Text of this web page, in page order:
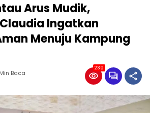
Arus Mudik,
Ingatkan
Menuju Kampung
Baca
239